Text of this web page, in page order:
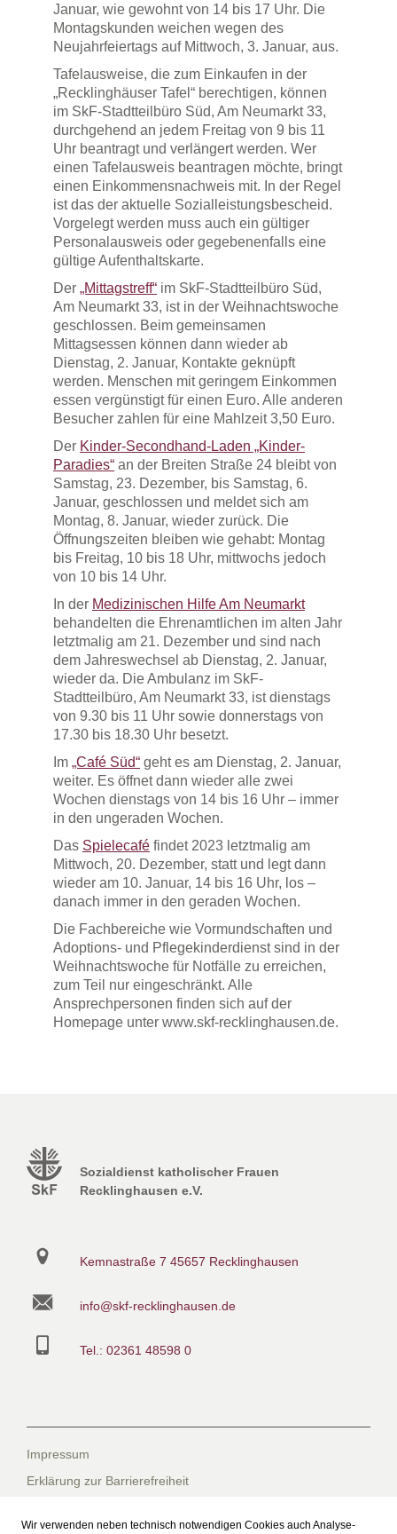
Wir verwenden neben technisch notwendigen Cookies auch Analyse-
Januar, wie gewohnt von 14 bis 17 Uhr. Die
Montagskunden weichen wegen des
Neujahrfeiertags auf Mittwoch, 3. Januar, aus.
Tafelausweise, die zum Einkaufen in der
„Recklinghäuser Tafel“ berechtigen, können
im SkF-Stadtteilbüro Süd, Am Neumarkt 33,
durchgehend an jedem Freitag von 9 bis 11
Uhr beantragt und verlängert werden. Wer
einen Tafelausweis beantragen möchte, bringt
einen Einkommensnachweis mit. In der Regel
ist das der aktuelle Sozialleistungsbescheid.
Vorgelegt werden muss auch ein gültiger
Personalausweis oder gegebenenfalls eine
gültige Aufenthaltskarte.
Der „Mittagstreff“ im SkF-Stadtteilbüro Süd,
Am Neumarkt 33, ist in der Weihnachtswoche
geschlossen. Beim gemeinsamen
Mittagsessen können dann wieder ab
Dienstag, 2. Januar, Kontakte geknüpft
werden. Menschen mit geringem Einkommen
essen vergünstigt für einen Euro. Alle anderen
Besucher zahlen für eine Mahlzeit 3,50 Euro.
Der Kinder-Secondhand-Laden „Kinder-
Paradies“ an der Breiten Straße 24 bleibt von
Samstag, 23. Dezember, bis Samstag, 6.
Januar, geschlossen und meldet sich am
Montag, 8. Januar, wieder zurück. Die
Öffnungszeiten bleiben wie gehabt: Montag
bis Freitag, 10 bis 18 Uhr, mittwochs jedoch
von 10 bis 14 Uhr.
In der Medizinischen Hilfe Am Neumarkt
behandelten die Ehrenamtlichen im alten Jahr
letztmalig am 21. Dezember und sind nach
dem Jahreswechsel ab Dienstag, 2. Januar,
wieder da. Die Ambulanz im SkF-
Stadtteilbüro, Am Neumarkt 33, ist dienstags
von 9.30 bis 11 Uhr sowie donnerstags von
17.30 bis 18.30 Uhr besetzt.
Im „Café Süd“ geht es am Dienstag, 2. Januar,
weiter. Es öffnet dann wieder alle zwei
Wochen dienstags von 14 bis 16 Uhr – immer
in den ungeraden Wochen.
Das Spielecafé findet 2023 letztmalig am
Mittwoch, 20. Dezember, statt und legt dann
wieder am 10. Januar, 14 bis 16 Uhr, los –
danach immer in den geraden Wochen.
Die Fachbereiche wie Vormundschaften und
Adoptions- und Pflegekinderdienst sind in der
Weihnachtswoche für Notfälle zu erreichen,
zum Teil nur eingeschränkt. Alle
Ansprechpersonen finden sich auf der
Homepage unter www.skf-recklinghausen.de.
Sozialdienst katholischer Frauen
Recklinghausen e.V.
Kemnastraße 7 45657 Recklinghausen
info@skf-recklinghausen.de
Tel.: 02361 48598 0
Impressum
Erklärung zur Barrierefreiheit